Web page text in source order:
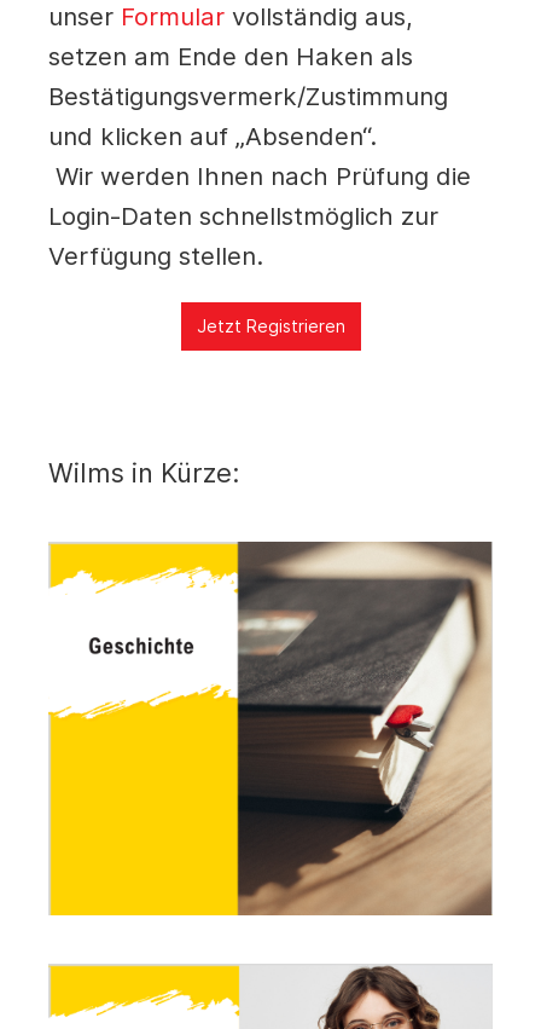
unser Formular vollständig aus,
setzen am Ende den Haken als
Bestätigungsvermerk/Zustimmung
und klicken auf „Absenden“.
Wir werden Ihnen nach Prüfung die
Login-Daten schnellstmöglich zur
Verfügung stellen.
Jetzt Registrieren
Wilms in Kürze: